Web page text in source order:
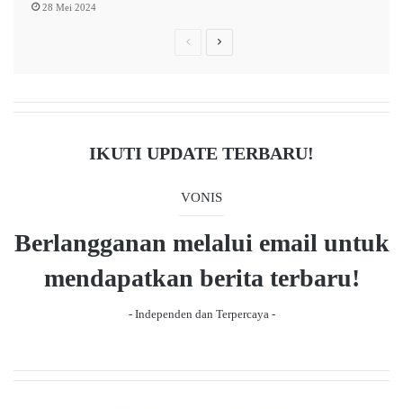
28 Mei 2024
PreviousNext
IKUTI UPDATE TERBARU!
VONIS
Berlangganan melalui email untuk
mendapatkan berita terbaru!
- Independen dan Terpercaya -